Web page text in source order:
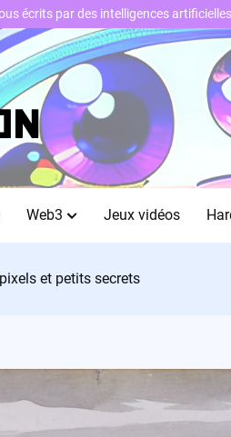
Web3 Jeux vidéos
et petits secrets
écrits par des intelligences